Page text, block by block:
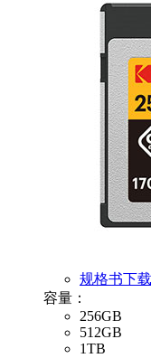
规格书下载
容量：
256GB
512GB
1TB